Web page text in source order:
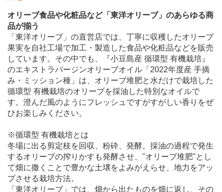
オリーブ食品や化粧品など「東洋オリーブ」のあらゆる商
品が揃う
「東洋オリーブ」の直営店では、丁寧に収穫したオリーブ
果実を自社工場で加工・製造した食品や化粧品などを販売
しています。その中でも、『小豆島産 循環型 有機栽培』
のエキストラバージンオリーブオイル「2022年度産 手摘
み・ミッション種」は、オリーブ堆肥と水だけで栽培した
循環型 有機栽培のオリーブを採油した特別なオイルで
す。澄んだ風のようにフレッシュですがすがしい香りをぜ
ひお楽しみください。
※循環型 有機栽培とは
冬場に出る剪定枝を回収、粉砕、発酵。採油の過程で発生
するオリーブの搾りかすも発酵させ、"オリーブ堆肥"とし
て畑に撒くことで豊かな土壌をよみがえらせ、地力をアッ
プさせる栽培方法。
「東洋オリーブ」では、畑から出たものを畑に返し、その